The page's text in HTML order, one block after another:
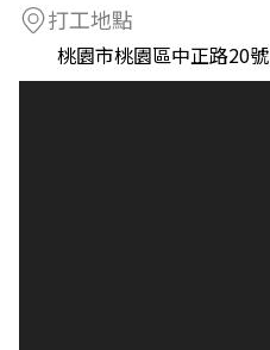
打工地點
桃園市桃園區中正路20號